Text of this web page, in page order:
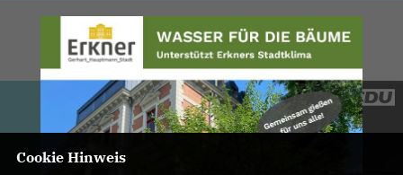
Cookie Hinweis